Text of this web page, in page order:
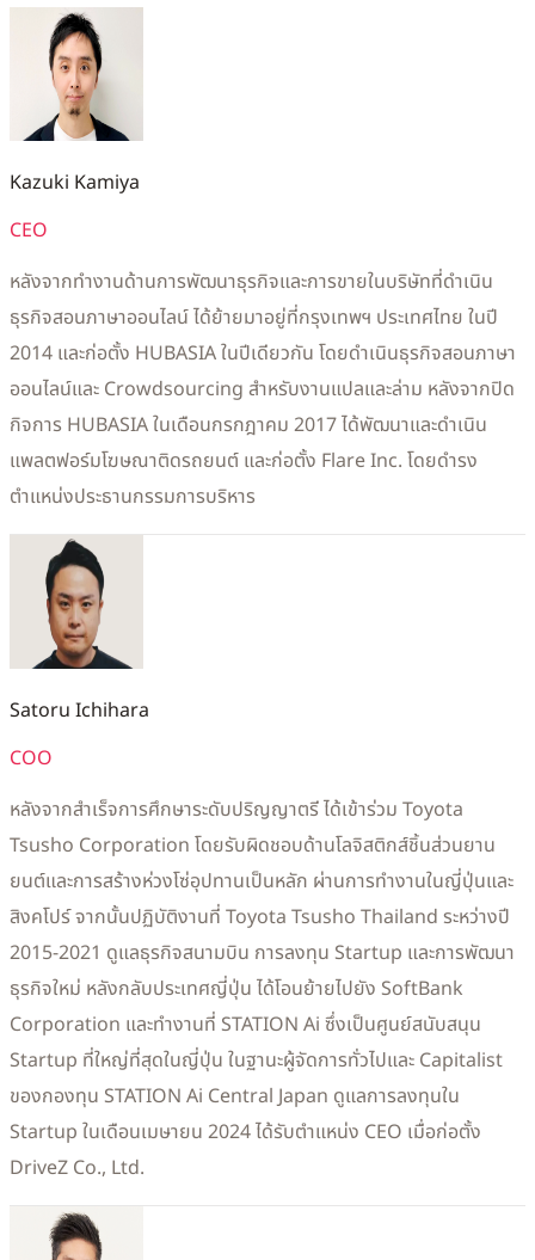
Kazuki Kamiya
CEO
หลังจากทำงานด้านการพัฒนาธุรกิจและการขายในบริษัทที่ดำเนิน
ธุรกิจสอนภาษาออนไลน์ ได้ย้ายมาอยู่ที่กรุงเทพฯ ประเทศไทย ในปี
2014 และก่อตั้ง HUBASIA ในปีเดียวกัน โดยดำเนินธุรกิจสอนภาษา
ออนไลน์และ Crowdsourcing สำหรับงานแปลและล่าม หลังจากปิด
กิจการ HUBASIA ในเดือนกรกฎาคม 2017 ได้พัฒนาและดำเนิน
แพลตฟอร์มโฆษณาติดรถยนต์ และก่อตั้ง Flare Inc. โดยดำรง
ตำแหน่งประธานกรรมการบริหาร
Satoru Ichihara
COO
หลังจากสำเร็จการศึกษาระดับปริญญาตรี ได้เข้าร่วม Toyota
Tsusho Corporation โดยรับผิดชอบด้านโลจิสติกส์ชิ้นส่วนยาน
ยนต์และการสร้างห่วงโซ่อุปทานเป็นหลัก ผ่านการทำงานในญี่ปุ่นและ
สิงคโปร์ จากนั้นปฏิบัติงานที่ Toyota Tsusho Thailand ระหว่างปี
2015-2021 ดูแลธุรกิจสนามบิน การลงทุน Startup และการพัฒนา
ธุรกิจใหม่ หลังกลับประเทศญี่ปุ่น ได้โอนย้ายไปยัง SoftBank
Corporation และทำงานที่ STATION Ai ซึ่งเป็นศูนย์สนับสนุน
Startup ที่ใหญ่ที่สุดในญี่ปุ่น ในฐานะผู้จัดการทั่วไปและ Capitalist
ของกองทุน STATION Ai Central Japan ดูแลการลงทุนใน
Startup ในเดือนเมษายน 2024 ได้รับตำแหน่ง CEO เมื่อก่อตั้ง
DriveZ Co., Ltd.